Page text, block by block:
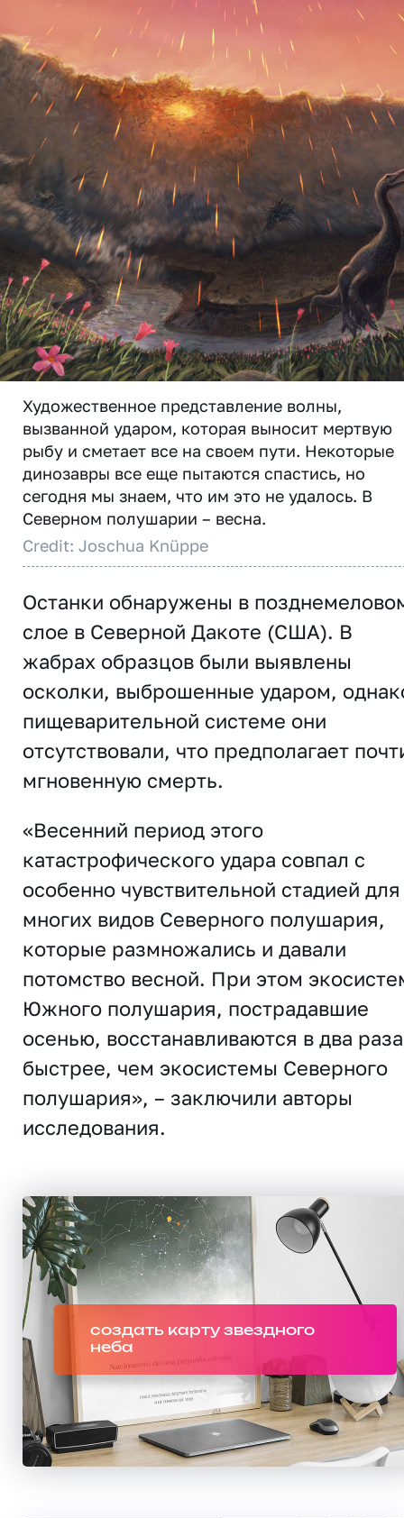
Художественное представление волны,
вызванной ударом, которая выносит мертвую
рыбу и сметает все на своем пути. Некоторые
динозавры все еще пытаются спастись, но
сегодня мы знаем, что им это не удалось. В
Северном полушарии – весна.
Credit: Joschua Knüppe
Останки обнаружены в
слое в Северной Дакоте (США). В
жабрах образцов были выявлены
осколки, выброшенные ударом,
пищеварительной системе они
отсутствовали, что предполагает
мгновенную смерть.
«Весенний период этого
катастрофического удара совпал с
особенно чувствительной стадией для
многих видов Северного полушария,
которые размножались и давали
потомство весной. При этом
Южного полушария, пострадавшие
осенью, восстанавливаются в два раза
быстрее, чем экосистемы Северного
полушария», – заключили авторы
исследования.
создать карту звездного
неба